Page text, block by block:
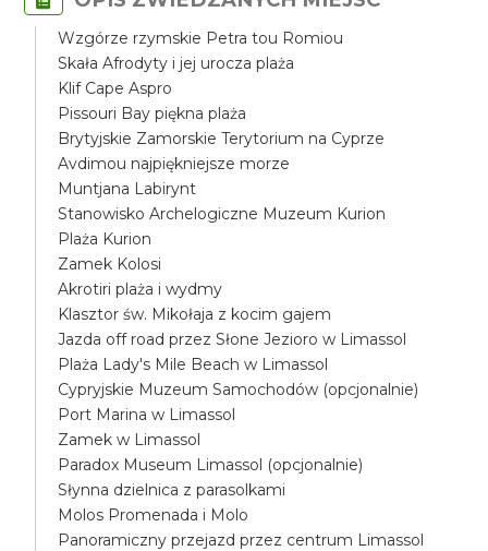
Wzgórze rzymskie Petra tou Romiou
Skała Afrodyty i jej urocza plaża
Klif Cape Aspro
Pissouri Bay piękna plaża
Brytyjskie Zamorskie Terytorium na Cyprze
Avdimou najpiękniejsze morze
Muntjana Labirynt
Stanowisko Archelogiczne Muzeum Kurion
Plaża Kurion
Zamek Kolosi
Akrotiri plaża i wydmy
Klasztor św. Mikołaja z kocim gajem
Jazda off road przez Słone Jezioro w Limassol
Plaża Lady's Mile Beach w Limassol
Cypryjskie Muzeum Samochodów (opcjonalnie)
Port Marina w Limassol
Zamek w Limassol
Paradox Museum Limassol (opcjonalnie)
Słynna dzielnica z parasolkami
Molos Promenada i Molo
Panoramiczny przejazd przez centrum Limassol